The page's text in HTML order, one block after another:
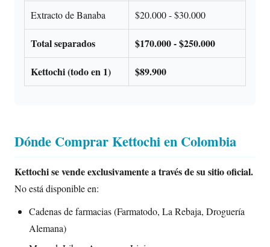
Extracto de Banaba $20.000 - $30.000
Total separados $170.000 - $250.000
Kettochi (todo en 1) $89.900
Dónde Comprar Kettochi en Colombia
Kettochi se vende exclusivamente a través de su sitio oficial.
No está disponible en:
Cadenas de farmacias (Farmatodo, La Rebaja, Droguería
Alemana)